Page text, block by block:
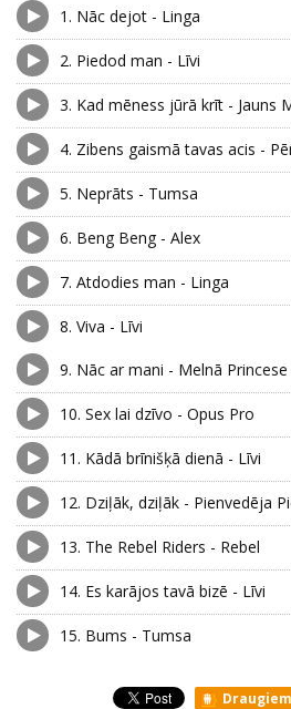
1. Nāc dejot - Linga
2. Piedod man - Līvi
3. Kad mēness jūrā krīt - Jauns
4. Zibens gaismā tavas acis -
5. Neprāts - Tumsa
6. Beng Beng - Alex
7. Atdodies man - Linga
8. Viva - Līvi
9. Nāc ar mani - Melnā Princese
10. Sex lai dzīvo - Opus Pro
11. Kādā brīnišķā dienā - Līvi
12. Dziļāk, dziļāk - Pienvedēja
13. The Rebel Riders - Rebel
14. Es karājos tavā bizē - Līvi
15. Bums - Tumsa